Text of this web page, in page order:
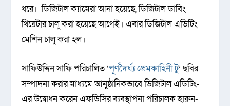
ধরে। ডিজিটাল ক্যামেরা আনা হয়েছে, ডিজিটাল ডাবিং
থিয়েটার চালু করা হয়েছে আগেই। এবার ডিজিটাল এডিটিং
মেশিন চালু করা হল।
সাফিউদ্দিন সাফি পরিচালিত ‘পূর্ণদৈর্ঘ্য প্রেমকাহিনী টু’ ছবির
সম্পাদনা করার মাধ্যমে আনুষ্ঠানিকভাবে ডিজিটাল এডিটিং-
এর উদ্বোধন করেন এফডিসির ব্যবস্থাপনা পরিচালক হারুন-